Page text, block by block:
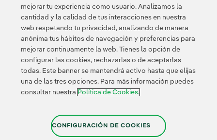
Sostenibilidad
Nuestros
compromisos
Medio ambiente
Innovación
Proveedores
Portal de Proveedor
mejorar tu experiencia como usuario. Analizamos la
cantidad y la calidad de tus interacciones en nuestra
web respetando tu privacidad, analizando de manera
anónima tus hábitos de navegación y preferencias para
mejorar continuamente la web. Tienes la opción de
configurar las cookies, rechazarlas o de aceptarlas
todas. Este banner se mantendrá activo hasta que elijas
una de las tres opciones. Para más información puedes
consultar nuestra Política de Cookies.
CONFIGURACIÓN DE COOKIES